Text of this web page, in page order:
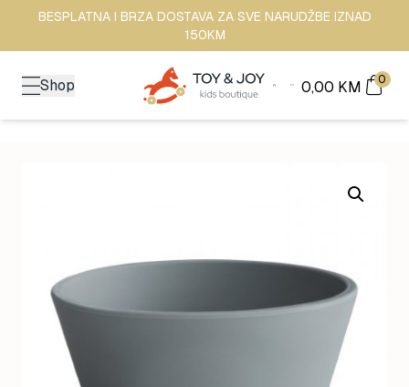
BESPLATNA I BRZA DOSTAVA ZA SVE NARUDŽBE IZNAD
150KM
Shop 0,00 KM 0